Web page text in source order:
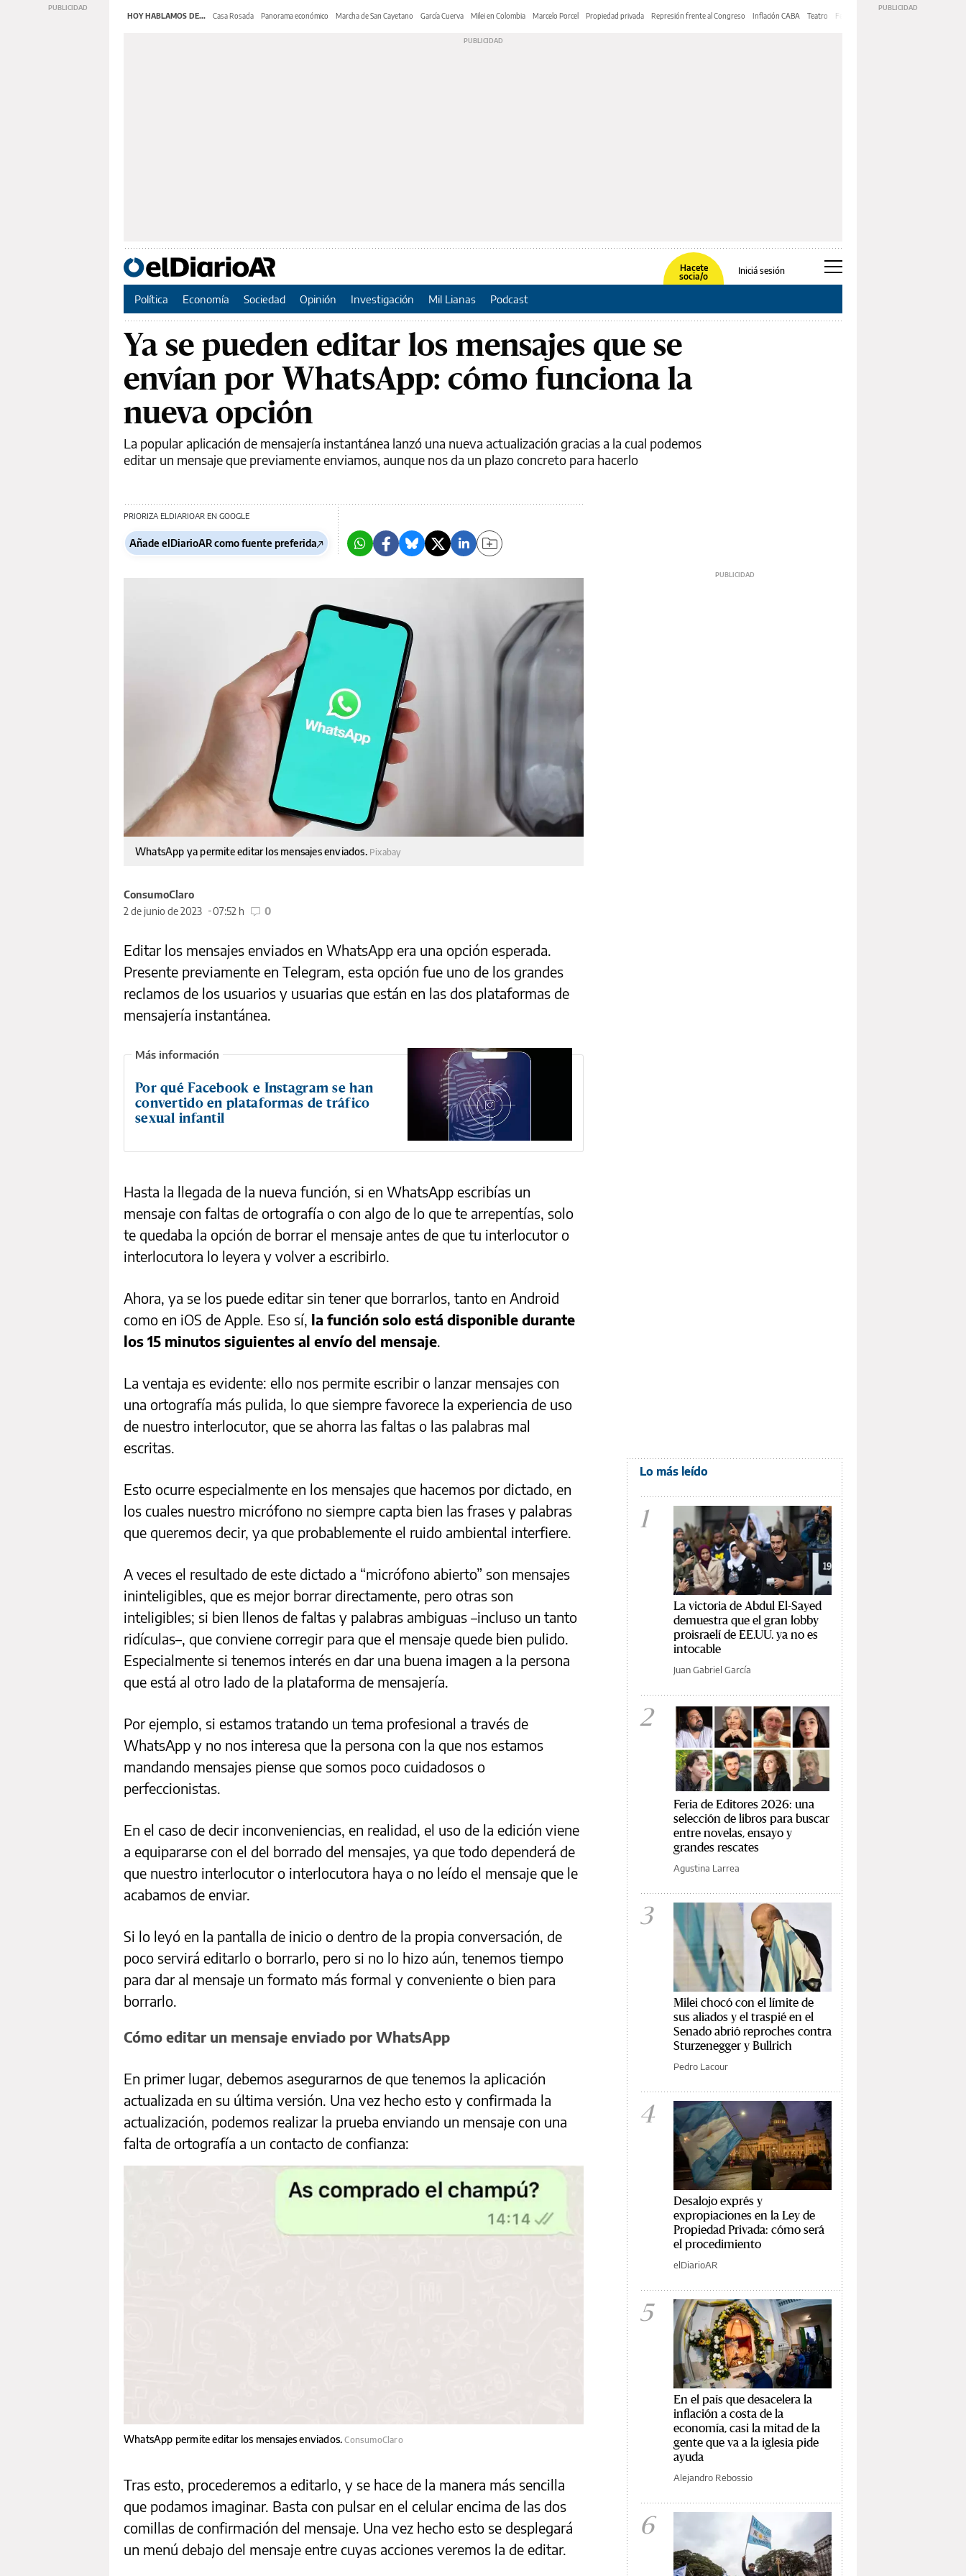
HOY HABLAMOS DE... Casa Rosada Panorama económico Marcha de San Cayetano García Cuerva Milei en Colombia Marcelo Porcel Propiedad privada Represión frente al Congreso Inflación CABA Teatro Feria de Editores
Hacete
socia/o
Iniciá sesión
Política Economía Sociedad Opinión Investigación Mil Lianas Podcast
Ya se pueden editar los mensajes que se
envían por WhatsApp: cómo funciona la
nueva opción
La popular aplicación de mensajería instantánea lanzó una nueva actualización gracias a la cual podemos
editar un mensaje que previamente enviamos, aunque nos da un plazo concreto para hacerlo
PRIORIZA ELDIARIOAR EN GOOGLE
Añade elDiarioAR como fuente preferida
WhatsApp ya permite editar los mensajes enviados. Pixabay
ConsumoClaro
2 de junio de 2023
07:52 h 0
Editar los mensajes enviados en WhatsApp era una opción esperada.
Presente previamente en Telegram, esta opción fue uno de los grandes
reclamos de los usuarios y usuarias que están en las dos plataformas de
mensajería instantánea.
Por qué Facebook e Instagram se han
convertido en plataformas de tráfico
sexual infantil
Hasta la llegada de la nueva función, si en WhatsApp escribías un
mensaje con faltas de ortografía o con algo de lo que te arrepentías, solo
te quedaba la opción de borrar el mensaje antes de que tu interlocutor o
interlocutora lo leyera y volver a escribirlo.
Ahora, ya se los puede editar sin tener que borrarlos, tanto en Android
como en iOS de Apple. Eso sí, la función solo está disponible durante
los 15 minutos siguientes al envío del mensaje.
La ventaja es evidente: ello nos permite escribir o lanzar mensajes con
una ortografía más pulida, lo que siempre favorece la experiencia de uso
de nuestro interlocutor, que se ahorra las faltas o las palabras mal
escritas.
Esto ocurre especialmente en los mensajes que hacemos por dictado, en
los cuales nuestro micrófono no siempre capta bien las frases y palabras
que queremos decir, ya que probablemente el ruido ambiental interfiere.
A veces el resultado de este dictado a “micrófono abierto” son mensajes
ininteligibles, que es mejor borrar directamente, pero otras son
inteligibles; si bien llenos de faltas y palabras ambiguas –incluso un tanto
ridículas–, que conviene corregir para que el mensaje quede bien pulido.
Especialmente si tenemos interés en dar una buena imagen a la persona
que está al otro lado de la plataforma de mensajería.
Por ejemplo, si estamos tratando un tema profesional a través de
WhatsApp y no nos interesa que la persona con la que nos estamos
mandando mensajes piense que somos poco cuidadosos o
perfeccionistas.
En el caso de decir inconveniencias, en realidad, el uso de la edición viene
a equipararse con el del borrado del mensajes, ya que todo dependerá de
que nuestro interlocutor o interlocutora haya o no leído el mensaje que le
acabamos de enviar.
Si lo leyó en la pantalla de inicio o dentro de la propia conversación, de
poco servirá editarlo o borrarlo, pero si no lo hizo aún, tenemos tiempo
para dar al mensaje un formato más formal y conveniente o bien para
borrarlo.
Cómo editar un mensaje enviado por WhatsApp
En primer lugar, debemos asegurarnos de que tenemos la aplicación
actualizada en su última versión. Una vez hecho esto y confirmada la
actualización, podemos realizar la prueba enviando un mensaje con una
falta de ortografía a un contacto de confianza:
WhatsApp permite editar los mensajes enviados.ConsumoClaro
Tras esto, procederemos a editarlo, y se hace de la manera más sencilla
que podamos imaginar. Basta con pulsar en el celular encima de las dos
comillas de confirmación del mensaje. Una vez hecho esto se desplegará
un menú debajo del mensaje entre cuyas acciones veremos la de editar.
Lo más leído
1
La victoria de Abdul El-Sayed
demuestra que el gran lobby
proisraelí de EE.UU. ya no es
intocable
Juan Gabriel García
2
Feria de Editores 2026: una
selección de libros para buscar
entre novelas, ensayo y
grandes rescates
Agustina Larrea
3
Milei chocó con el límite de
sus aliados y el traspié en el
Senado abrió reproches contra
Sturzenegger y Bullrich
Pedro Lacour
4
Desalojo exprés y
expropiaciones en la Ley de
Propiedad Privada: cómo será
el procedimiento
elDiarioAR
5
En el país que desacelera la
inflación a costa de la
economía, casi la mitad de la
gente que va a la iglesia pide
ayuda
Alejandro Rebossio
6